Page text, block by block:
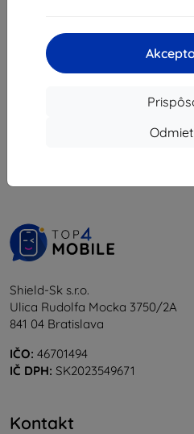
Shield-Sk s.r.o.
Ulica Rudolfa Mocka 3750/2A
841 04 Bratislava
IČO: 46701494
IČ DPH: SK2023549671
Kontakt